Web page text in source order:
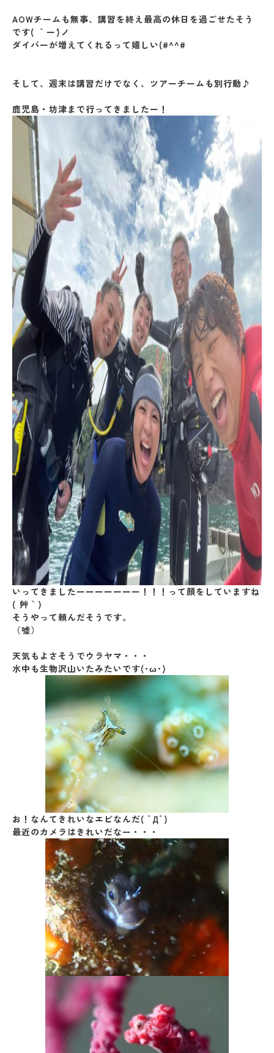
AOWチームも無事、講習を終え最高の休日を過ごせたそう
です( ｀ー´)ノ
ダイバーが増えてくれるって嬉しい(#^^#
そして、週末は講習だけでなく、ツアーチームも別行動♪
鹿児島・坊津まで行ってきましたー！
いってきましたーーーーーーー！！！って顏をしていますね
( ´艸｀)
そうやって頼んだそうです。
（嘘）
天気もよさそうでウラヤマ・・・
水中も生物沢山いたみたいです(･ω･)
お！なんてきれいなエビなんだ( ﾟДﾟ)
最近のカメラはきれいだなー・・・